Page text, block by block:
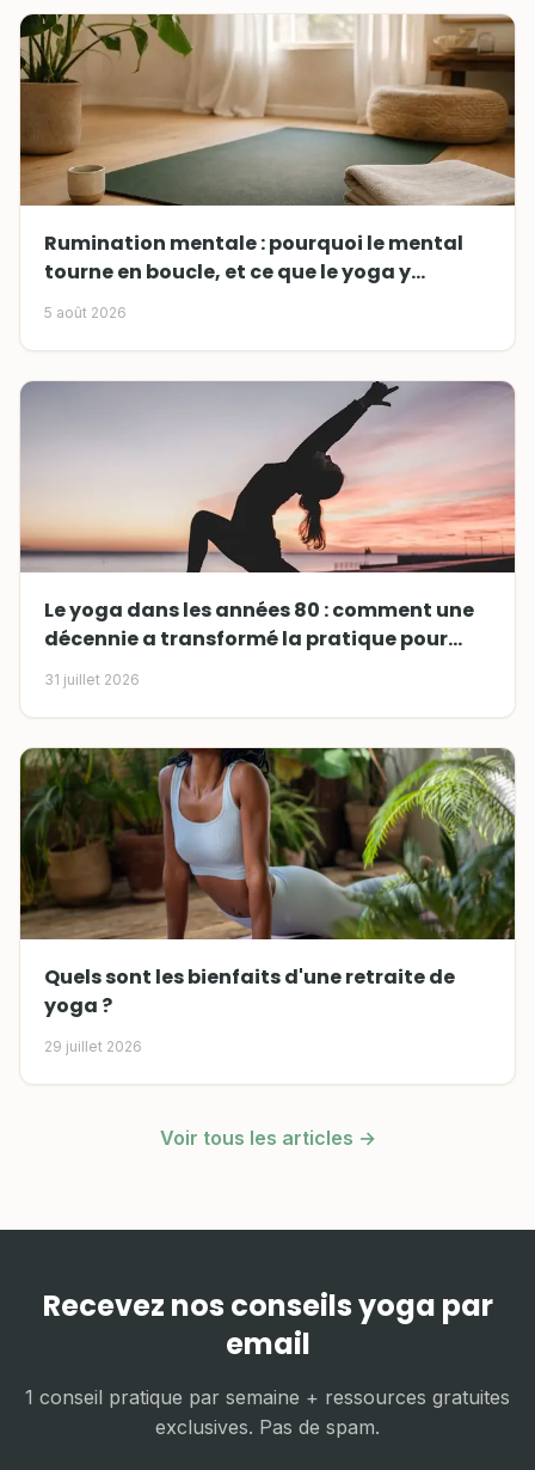
Rumination mentale : pourquoi le mental
tourne en boucle, et ce que le yoga y
change
5 août 2026
Le yoga dans les années 80 : comment une
décennie a transformé la pratique pour
toujours
31 juillet 2026
Quels sont les bienfaits d'une retraite de
yoga ?
29 juillet 2026
Voir tous les articles →
Recevez nos conseils yoga par
email
1 conseil pratique par semaine + ressources gratuites
exclusives. Pas de spam.